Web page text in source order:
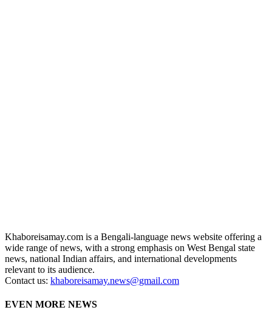
Khaboreisamay.com is a Bengali-language news website offering a
wide range of news, with a strong emphasis on West Bengal state
news, national Indian affairs, and international developments
relevant to its audience.
Contact us: khaboreisamay.news@gmail.com
EVEN MORE NEWS